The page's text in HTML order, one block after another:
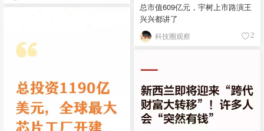
总市值609亿元，宇树上市路演王
兴兴都讲了
科技圈观察 2